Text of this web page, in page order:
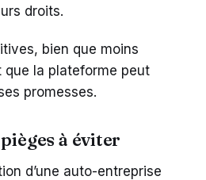
droits.
bien que moins
la plateforme peut
promesses.
à éviter
d’une auto-entreprise